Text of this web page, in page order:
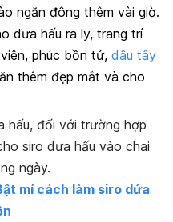
ngăn đông thêm vài giờ.
dưa hấu ra ly, trang trí
phúc bồn tử, dâu tây
thêm đẹp mắt và cho
hấu, đối với trường hợp
siro dưa hấu vào chai
ngày.
mí cách làm siro dứa